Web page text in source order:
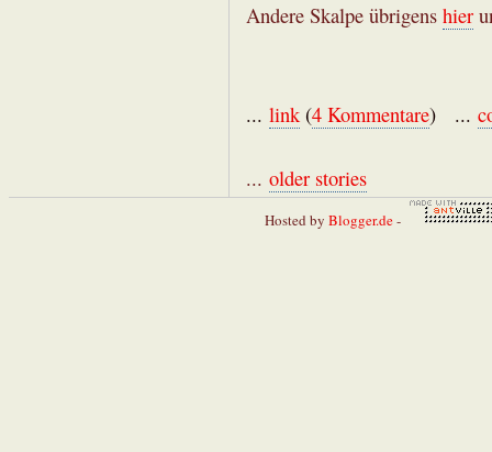
Andere Skalpe übrigens hier
... link (4 Kommentare) ...
... older stories
Hosted by Blogger.de-